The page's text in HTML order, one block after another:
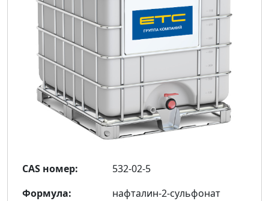
CAS номер:
532-02-5
Формула:
нафталин-2-сульфонат